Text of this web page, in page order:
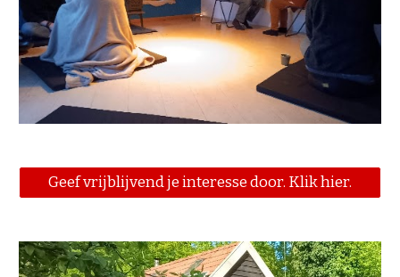
Geef vrijblijvend je interesse door. Klik hier.